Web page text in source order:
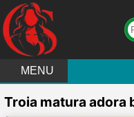
MENU
Troia matura adora